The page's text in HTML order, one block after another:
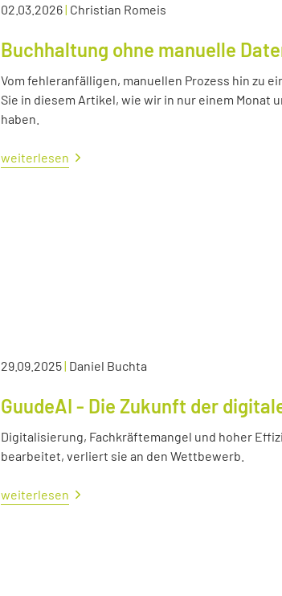
02.03.2026| Christian Romeis
Buchhaltung ohne manuelle
Vom fehleranfälligen, manuellen Prozess hin zu
Sie in diesem Artikel, wie wir in nur einem
haben.
weiterlesen
29.09.2025| Daniel Buchta
GuudeAI - Die Zukunft der
Digitalisierung, Fachkräftemangel und hoher
bearbeitet, verliert sie an den Wettbewerb.
weiterlesen